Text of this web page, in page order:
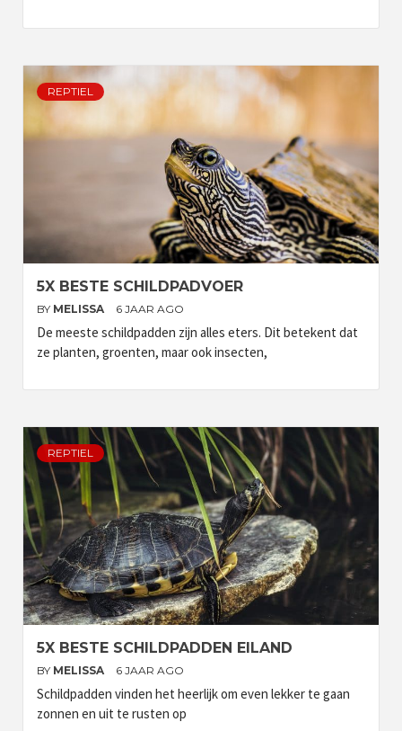
REPTIEL
5X BESTE SCHILDPADVOER
BY MELISSA 6 JAAR AGO
De meeste schildpadden zijn alles eters. Dit betekent dat
ze planten, groenten, maar ook insecten,
REPTIEL
5X BESTE SCHILDPADDEN EILAND
BY MELISSA 6 JAAR AGO
Schildpadden vinden het heerlijk om even lekker te gaan
zonnen en uit te rusten op